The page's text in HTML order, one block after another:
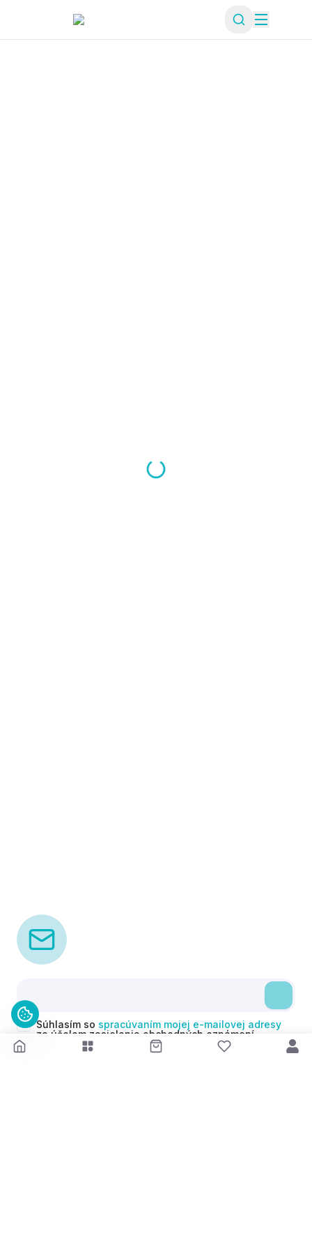
Súhlasím so spracúvaním mojej e-mailovej adresy
za účelom zasielania obchodných oznámení
(newsletterov) v súlade s čl. 6 ods. 1 písm. a)
Nariadenia GDPR. Svoj súhlas môžem kedykoľvek